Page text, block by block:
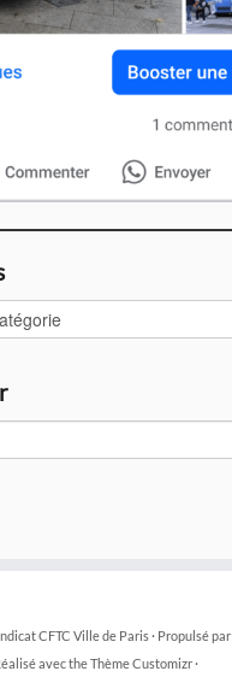
CFTC Ville de Paris· Propulsé par
avec theThème Customizr·